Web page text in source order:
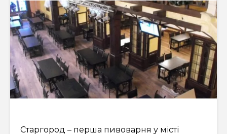
Старгород – перша пивоварня у місті